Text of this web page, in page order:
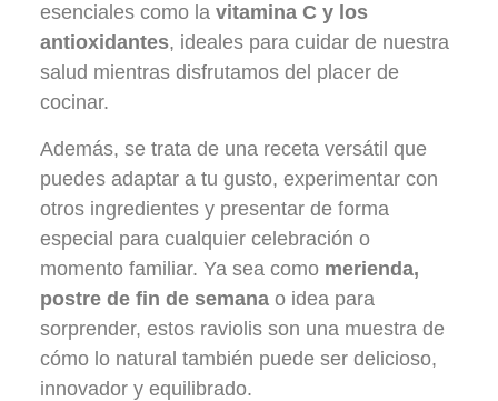
esenciales como la vitamina C y los
antioxidantes, ideales para cuidar de nuestra
salud mientras disfrutamos del placer de
cocinar.
Además, se trata de una receta versátil que
puedes adaptar a tu gusto, experimentar con
otros ingredientes y presentar de forma
especial para cualquier celebración o
momento familiar. Ya sea como merienda,
postre de fin de semanao idea para
sorprender, estos raviolis son una muestra de
cómo lo natural también puede ser delicioso,
innovador y equilibrado.